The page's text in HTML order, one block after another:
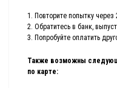
1. Повторите попытку через
2. Обратитесь в банк,
3. Попробуйте оплатить
Также возможны
по карте: